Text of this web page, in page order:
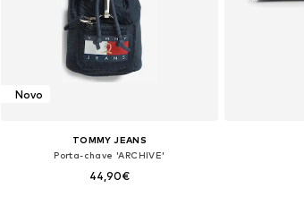
Novo
TOMMY JEANS
Porta-chave 'ARCHIVE'
44,90€